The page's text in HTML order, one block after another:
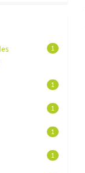
1
1
1
1
1